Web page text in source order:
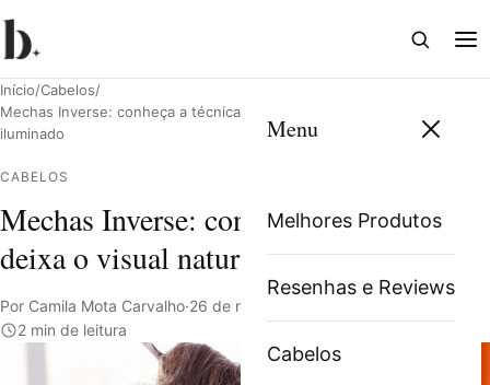
Abrir
Menu
Melhores Produtos
Resenhas e Reviews
Cabelos
Início/Cabelos/
Mechas Inverse: conheça a técnica que deixa o visual natural e
iluminado
CABELOS
Mechas Inverse: conheça a técnica que
deixa o visual natural e iluminado
Por Camila Mota Carvalho·26 de novembro de 2021
2 min de leitura